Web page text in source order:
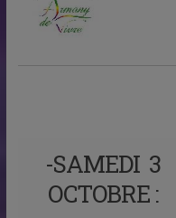
-SAMEDI 3
OCTOBRE :